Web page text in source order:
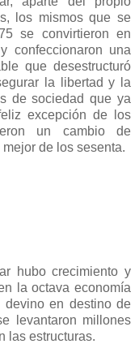
los mismos que se
se convirtieron en
confeccionaron una
que desestructuró
la libertad y la
de sociedad que ya
excepción de los
un cambio de
de los sesenta.
hubo crecimiento y
la octava economía
en destino de
levantaron millones
las estructuras.